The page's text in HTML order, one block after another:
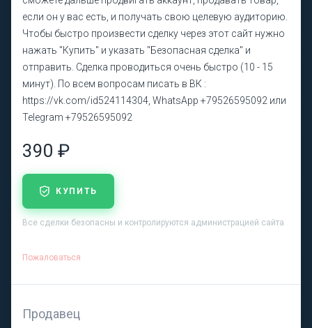
если он у вас есть, и получать свою целевую аудиторию.
Чтобы быстро произвести сделку через этот сайт нужно
нажать "Купить" и указать "Безопасная сделка" и
отправить. Сделка проводиться очень быстро (10 - 15
минут). По всем вопросам писать в ВК :
https://vk.com/id524114304, WhatsApp +79526595092 или
Telegram +79526595092
390 ₽
КУПИТЬ
Все сделки безопасны и контролируются администрацией сайта
Пожаловаться
Продавец